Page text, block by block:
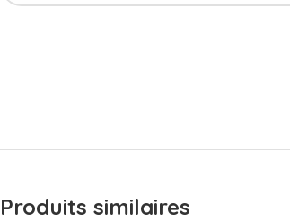
Produits similaires